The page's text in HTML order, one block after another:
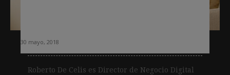
30 mayo, 2018
Roberto De Celis es Director de Negocio Digital